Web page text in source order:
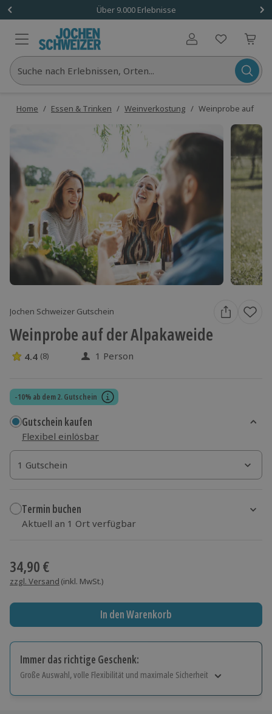
Über 9.000 Erlebnisse
Benutzerkonto
Suche nach Erlebnissen, Orten...
Home / Essen & Trinken / Weinverkostung / Weinprobe auf der
Jochen Schweizer Gutschein
Weinprobe auf der Alpakaweide
4.4 Sterne von 5 aus 8 Bewertungen
4.4 (8) 1 Person
-10% ab dem 2. Gutschein
Gutschein kaufen
Flexibel einlösbar
1 Gutschein
1 Gutschein
1 Gutschein
Termin buchen
Aktuell an 1 Ort verfügbar
34,90 €
zzgl. Versand (inkl. MwSt.)
In den Warenkorb
Immer das richtige Geschenk:
Große Auswahl, volle Flexibilität und maximale Sicherheit